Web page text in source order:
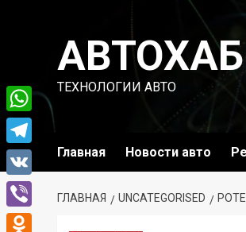
содержимомуАВТОХАБ
ТЕХНОЛОГИИ АВТО
Главная Новости авто
ГЛАВНАЯ UNCATEGORISED
WhatsApp
Telegram
VK
Viber